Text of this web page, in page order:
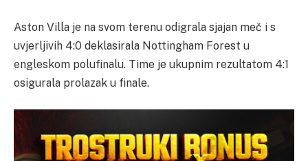
Aston Villa je na svom terenu odigrala sjajan meč i s
uvjerljivih 4:0 deklasirala Nottingham Forest u
engleskom polufinalu. Time je ukupnim rezultatom 4:1
osigurala prolazak u finale.